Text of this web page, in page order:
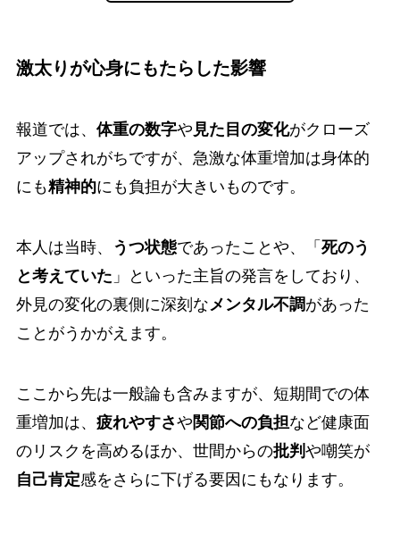
激太りが心身にもたらした影響
報道では、 体重の数字や 見た目の変化がクローズ
アップされがちですが、急激な体重増加は身体的
にも精神的にも負担が大きいものです。
本人は当時、 うつ状態であったことや、「 死のう
と考えていた 」といった主旨の発言をしており、
外見の変化の裏側に深刻な メンタル不調があった
ことがうかがえます。
ここから先は一般論も含みますが、短期間での体
重増加は、 疲れやすさや関節への負担など健康面
のリスクを高めるほか、世間からの批判 や嘲笑が
自己肯定感をさらに下げる要因にもなります。